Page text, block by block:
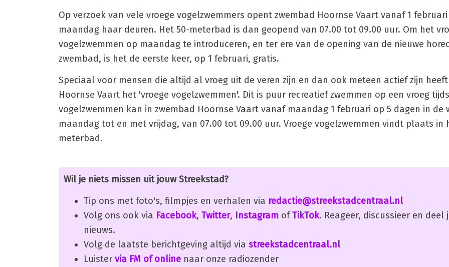
Op verzoek van vele vroege vogelzwemmers opent zwembad Hoornse Vaart vanaf 1
maandag haar deuren. Het 50-meterbad is dan geopend van 07.00 tot 09.00 uur. Om het
vogelzwemmen op maandag te introduceren, en ter ere van de opening van de nieuwe
zwembad, is het de eerste keer, op 1 februari, gratis.
Speciaal voor mensen die altijd al vroeg uit de veren zijn en dan ook meteen actief zijn
Hoornse Vaart het 'vroege vogelzwemmen'. Dit is puur recreatief zwemmen op een vroeg
vogelzwemmen kan in zwembad Hoornse Vaart vanaf maandag 1 februari op 5 dagen in de
maandag tot en met vrijdag, van 07.00 tot 09.00 uur. Vroege vogelzwemmen vindt plaats in
meterbad.
Wil je niets missen uit jouw Streekstad?
Tip ons met foto's, filmpjes en verhalen via redactie@streekstadcentraal.nl
Volg ons ook via Facebook, Twitter, Instagram ofTikTok. Reageer, discussieer en deel
nieuws.
Volg de laatste berichtgeving altijd via streekstadcentraal.nl
Luister via FM of online naar onze radiozender